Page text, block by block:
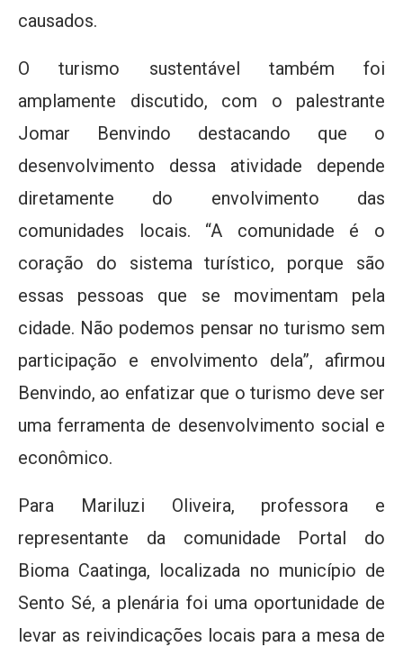
causados.
O turismo sustentável também foi
amplamente discutido, com o palestrante
Jomar Benvindo destacando que o
desenvolvimento dessa atividade depende
diretamente do envolvimento das
comunidades locais. “A comunidade é o
coração do sistema turístico, porque são
essas pessoas que se movimentam pela
cidade. Não podemos pensar no turismo sem
participação e envolvimento dela”, afirmou
Benvindo, ao enfatizar que o turismo deve ser
uma ferramenta de desenvolvimento social e
econômico.
Para Mariluzi Oliveira, professora e
representante da comunidade Portal do
Bioma Caatinga, localizada no município de
Sento Sé, a plenária foi uma oportunidade de
levar as reivindicações locais para a mesa de